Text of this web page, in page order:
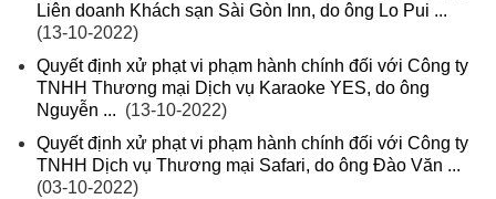
Liên doanh Khách sạn Sài Gòn Inn, do ông Lo Pui ...
(13-10-2022)
Quyết định xử phạt vi phạm hành chính đối với Công ty
TNHH Thương mại Dịch vụ Karaoke YES, do ông
Nguyễn ... (13-10-2022)
Quyết định xử phạt vi phạm hành chính đối với Công ty
TNHH Dịch vụ Thương mại Safari, do ông Đào Văn ...
(03-10-2022)